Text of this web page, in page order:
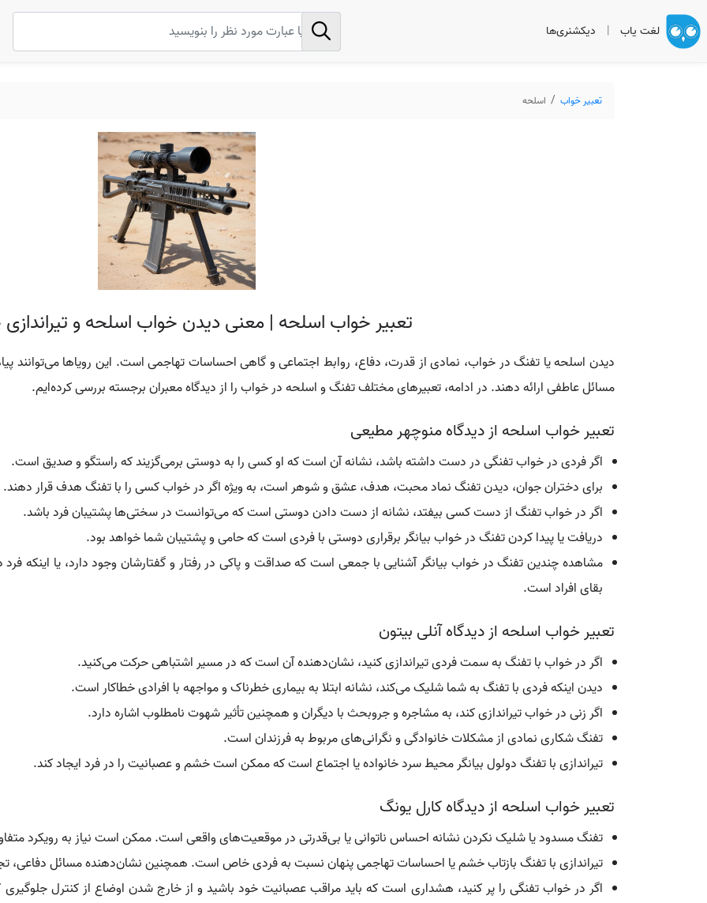
لغت یاب | دیکشنری‌ها
تعبیر خواب اسلحه
تعبیر خواب اسلحه | معنی دیدن خواب اسلحه و
دیدن اسلحه یا تفنگ در خواب، نمادی از قدرت، دفاع، روابط اجتماعی و گاهی احساسات تهاجمی است. این رویاها
مسائل عاطفی ارائه دهند. در ادامه، تعبیرهای مختلف تفنگ و اسلحه در خواب را از دیدگاه معبران برجسته بررسی کرده‌ایم.
تعبیر خواب اسلحه از دیدگاه منوچهر مطیعی
اگر فردی در خواب تفنگی در دست داشته باشد، نشانه آن است که او کسی را به دوستی برمی‌گزیند که راستگو و صدیق است.
برای دختران جوان، دیدن تفنگ نماد محبت، هدف، عشق و شوهر است، به ویژه اگر در خواب کسی را با تفنگ هدف قرار دهند.
اگر در خواب تفنگ از دست کسی بیفتد، نشانه از دست دادن دوستی است که می‌توانست در سختی‌ها پشتیبان فرد باشد.
دریافت یا پیدا کردن تفنگ در خواب بیانگر برقراری دوستی با فردی است که حامی و پشتیبان شما خواهد بود.
مشاهده چندین تفنگ در خواب بیانگر آشنایی با جمعی است که صداقت و پاکی در رفتار و گفتارشان وجود دارد، یا اینکه
بقای افراد است.
تعبیر خواب اسلحه از دیدگاه آنلی بیتون
اگر در خواب با تفنگ به سمت فردی تیراندازی کنید، نشان‌دهنده آن است که در مسیر اشتباهی حرکت می‌کنید.
دیدن اینکه فردی با تفنگ به شما شلیک می‌کند، نشانه ابتلا به بیماری خطرناک و مواجهه با افرادی خطاکار است.
اگر زنی در خواب تیراندازی کند، به مشاجره و جروبحث با دیگران و همچنین تأثیر شهوت نامطلوب اشاره دارد.
تفنگ شکاری نمادی از مشکلات خانوادگی و نگرانی‌های مربوط به فرزندان است.
تیراندازی با تفنگ دولول بیانگر محیط سرد خانواده یا اجتماع است که ممکن است خشم و عصبانیت را در فرد ایجاد کند.
تعبیر خواب اسلحه از دیدگاه کارل یونگ
تفنگ مسدود یا شلیک نکردن نشانه احساس ناتوانی یا بی‌قدرتی در موقعیت‌های واقعی است. ممکن است نیاز به رویکرد
تیراندازی با تفنگ بازتاب خشم یا احساسات تهاجمی پنهان نسبت به فردی خاص است. همچنین نشان‌دهنده مسائل دفاعی،
اگر در خواب تفنگی را پر کنید، هشداری است که باید مراقب عصبانیت خود باشید و از خارج شدن اوضاع از کنترل